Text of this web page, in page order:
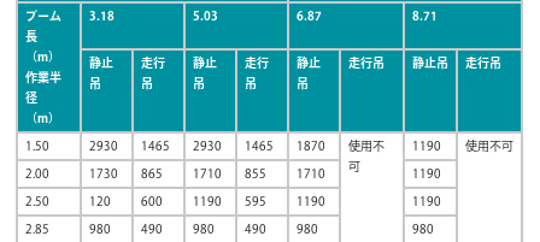
ブーム
長
（m）
作業半
径
（m）
3.18 5.03 6.87 8.71
静止
吊
走行
吊
静止
吊
走行
吊
静止
吊
走行吊 静止吊 走行吊
1.50 2930 1465 2930 1465 1870
使用不
可
1190 使用不可
2.00 1730 865 1710 855 1710 1190
2.50 120 600 1190 595 1190 1190
2.85 980 490 980 490 980 980